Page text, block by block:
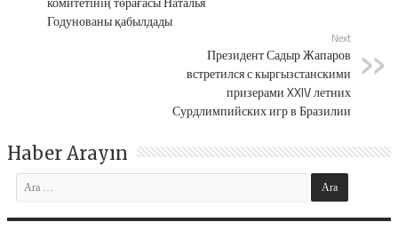
Годунованы қабылдады
Next
Президент Садыр Жапаров
встретился с кыргызстанскими
призерами XXIV летних
Сурдлимпийских игр в Бразилии
Haber Arayın